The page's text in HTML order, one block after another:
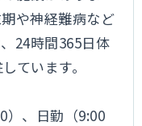
や神経難病など
24時間365日体
ています。
）、日勤（9:00